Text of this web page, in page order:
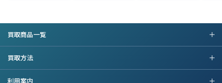
買取商品一覧
買取方法
利用案内